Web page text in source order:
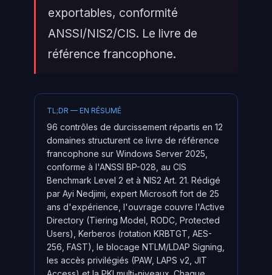
exportables, conformité
ANSSI/NIS2/CIS. Le livre de
référence francophone.
TL;DR — EN RÉSUMÉ
96 contrôles de durcissement répartis en 12
domaines structurent ce livre de référence
francophone sur Windows Server 2025,
conforme à l'ANSSI BP-028, au CIS
Benchmark Level 2 et à NIS2 Art. 21. Rédigé
par Ayi Nedjimi, expert Microsoft fort de 25
ans d'expérience, l'ouvrage couvre l'Active
Directory (Tiering Model, RODC, Protected
Users), Kerberos (rotation KRBTGT, AES-
256, FAST), le blocage NTLM/LDAP Signing,
les accès privilégiés (PAW, LAPS v2, JIT